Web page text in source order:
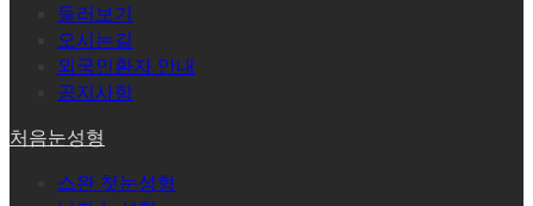
둘러보기
오시는길
외국인환자 안내
공지사항
처음눈성형
스완 첫눈성형